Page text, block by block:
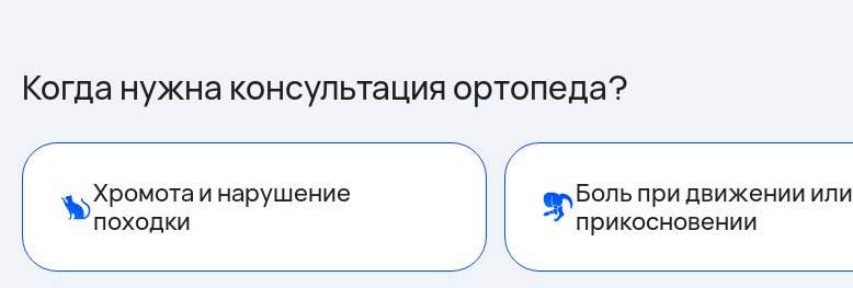
Когда нужна консультация ортопеда?
Хромота и нарушение
походки
Боль при движении или
прикосновении